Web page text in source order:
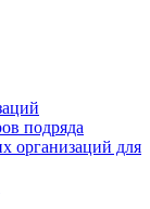
подряда
организаций для